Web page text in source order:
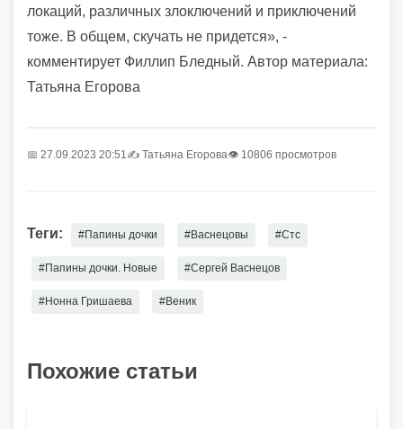
локаций, различных злоключений и приключений
тоже. В общем, скучать не придется», -
комментирует Филлип Бледный. Автор материала:
Татьяна Егорова
📅 27.09.2023 20:51✍️ Татьяна Егорова👁 10806 просмотров
Теги: #Папины дочки #Васнецовы #Стс
#Папины дочки. Новые #Сергей Васнецов
#Нонна Гришаева #Веник
Похожие статьи